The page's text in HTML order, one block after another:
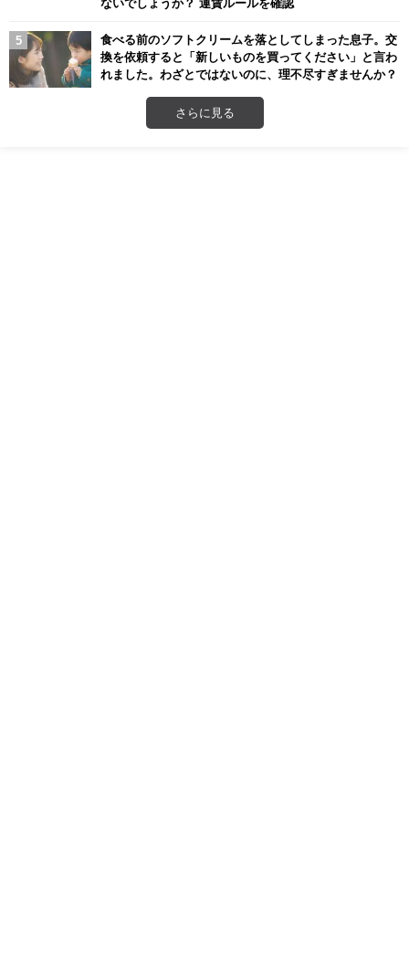
ないでしょうか？ 運賃ルールを確認
食べる前のソフトクリームを落としてしまった息子。交
換を依頼すると「新しいものを買ってください」と言わ
れました。わざとではないのに、理不尽すぎませんか？
さらに見る